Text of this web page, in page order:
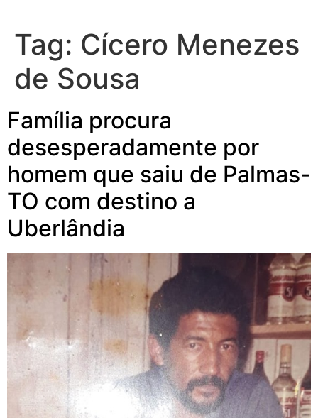
Tag: Cícero Menezes
de Sousa
Família procura
desesperadamente por
homem que saiu de Palmas-
TO com destino a
Uberlândia